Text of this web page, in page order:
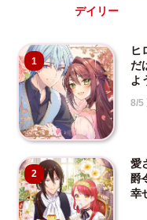
デイリー
1
ヒ
だ
よ
8/5
2
愛
爵
幸